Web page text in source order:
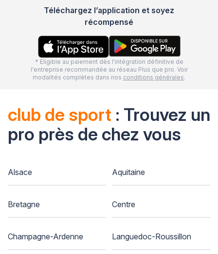
Téléchargez l’application et soyez
récompensé
* Eligible au paiement dès l'intégration définitive de
l'entreprise recommandée au réseau Plus que pro. Voir
modalités complètes dans nos conditions générales.
club de sport : Trouvez un
pro près de chez vous
Alsace Aquitaine
Bretagne Centre
Champagne-Ardenne Languedoc-Roussillon